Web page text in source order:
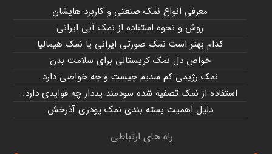
معرفی انواع نمک صنعتی و کاربرد هایشان
روش و نحوه استفاده از نمک آبی ایرانی
کدام بهتر است نمک صورتی ایرانی یا نمک هیمالیا
خواص دل نمک کریستالی برای سلامت بدن
نمک رژیمی کم سدیم چیست و چه خواصی دارد
استفاده از نمک تصفیه شده سودمند یددار چه فوایدی دارد.
دلیل اهمیت بسته بندی نمک پودری آذرخش
راه های ارتباطی